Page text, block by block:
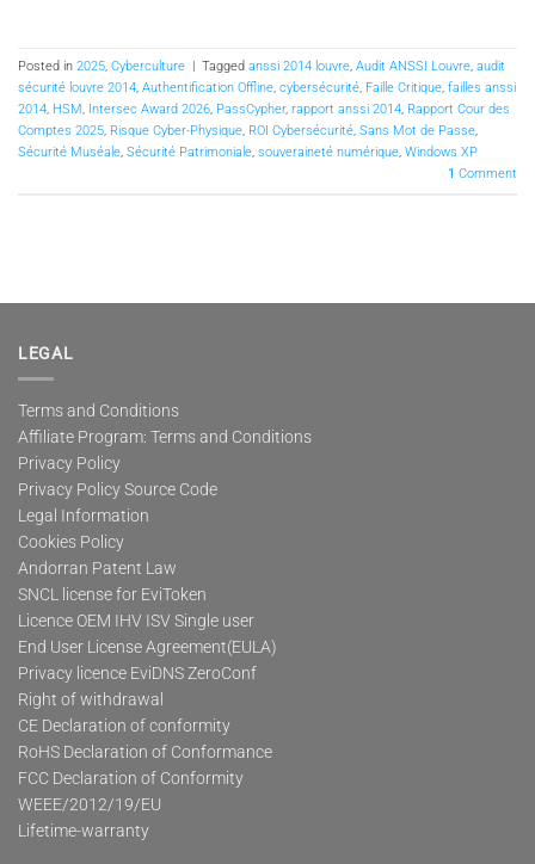
Posted in 2025, Cyberculture | Tagged anssi 2014 louvre, Audit ANSSI Louvre, audit
sécurité louvre 2014, Authentification Offline, cybersécurité, Faille Critique, failles anssi
2014, HSM, Intersec Award 2026, PassCypher, rapport anssi 2014, Rapport Cour des
Comptes 2025, Risque Cyber-Physique, ROI Cybersécurité, Sans Mot de Passe,
Sécurité Muséale, Sécurité Patrimoniale, souveraineté numérique, Windows XP
1 Comment
LEGAL
Terms and Conditions
Affiliate Program: Terms and Conditions
Privacy Policy
Privacy Policy Source Code
Legal Information
Cookies Policy
Andorran Patent Law
SNCL license for EviToken
Licence OEM IHV ISV Single user
End User License Agreement(EULA)
Privacy licence EviDNS ZeroConf
Right of withdrawal
CE Declaration of conformity
RoHS Declaration of Conformance
FCC Declaration of Conformity
WEEE/2012/19/EU
Lifetime-warranty